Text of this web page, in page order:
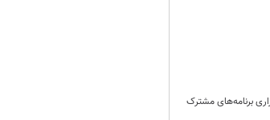
برنامه‌های مشترک